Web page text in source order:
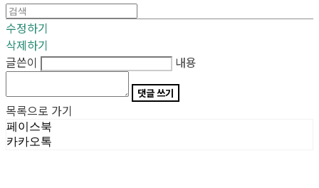
수정하기
삭제하기
글쓴이
내용
댓글 쓰기
목록으로 가기
페이스북
카카오톡